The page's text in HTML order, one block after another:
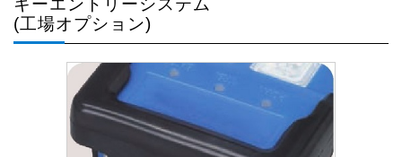
キーエントリーシステム
(工場オプション)